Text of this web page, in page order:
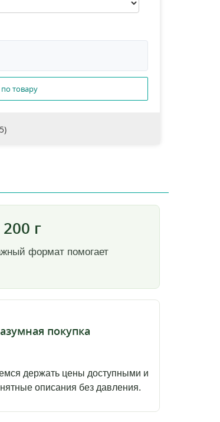
товару
г
формат помогает
покупка
держать цены доступными и
описания без давления.